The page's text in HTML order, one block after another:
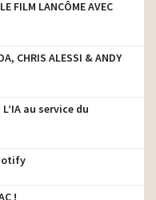
FILM LANCÔME AVEC
CHRIS ALESSI & ANDY
au service du
!